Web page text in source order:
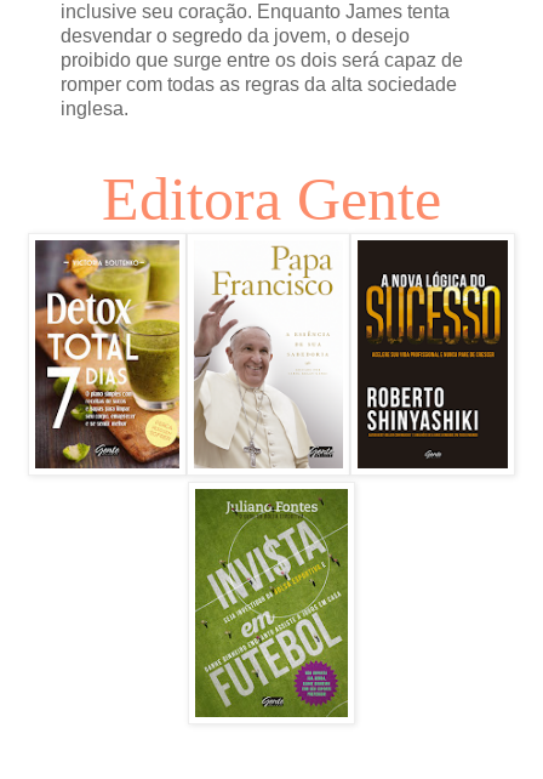
inclusive seu coração. Enquanto James tenta
desvendar o segredo da jovem, o desejo
proibido que surge entre os dois será capaz de
romper com todas as regras da alta sociedade
inglesa.
Editora Gente